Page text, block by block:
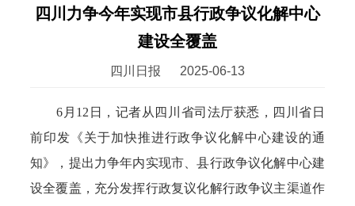
四川力争今年实现市县行政争议化解中心
建设全覆盖
四川日报 2025-06-13
6月12日，记者从四川省司法厅获悉，四川省日
前印发《关于加快推进行政争议化解中心建设的通
知》，提出力争年内实现市、县行政争议化解中心建
设全覆盖，充分发挥行政复议化解行政争议主渠道作